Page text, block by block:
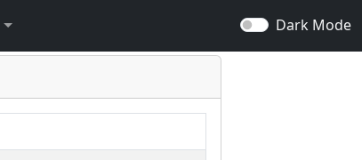
Dark Mode